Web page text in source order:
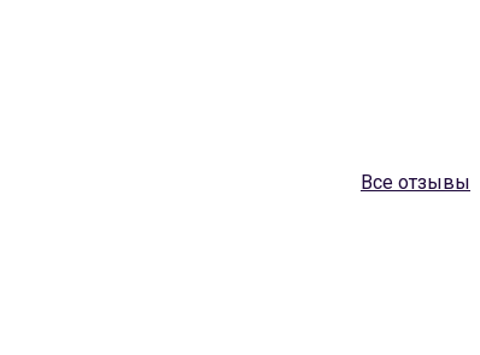
Все отзывы